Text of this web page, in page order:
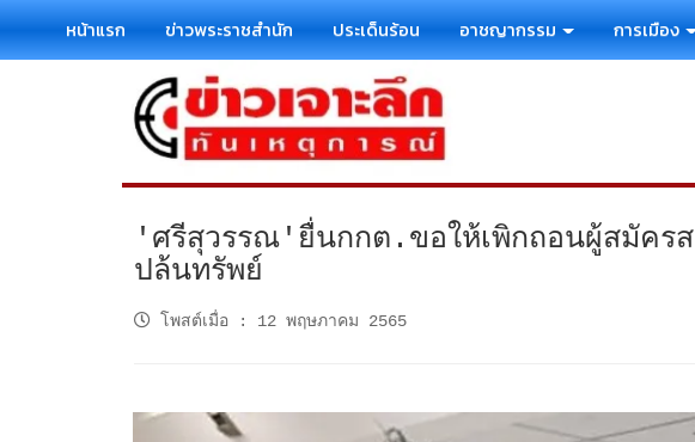
หน้าแรก ข่าวพระราชสำนัก ประเด็นร้อน อาชญากรรม การเมือง
'ศรีสุวรรณ'ยื่นกกต.ขอให้เพิกถอนผู้สมัคร
ปล้นทรัพย์
โพสต์เมื่อ : 12 พฤษภาคม 2565